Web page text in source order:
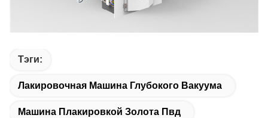
Тэги:
Лакировочная Машина Глубокого Вакуума
Машина Плакировкой Золота Пвд